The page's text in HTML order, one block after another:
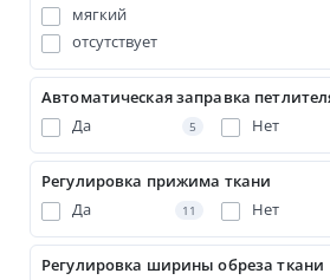
мягкий
отсутствует
Автоматическая заправка
Да
5 Нет
Регулировка прижима ткани
Да
11 Нет
Регулировка ширины обреза ткани